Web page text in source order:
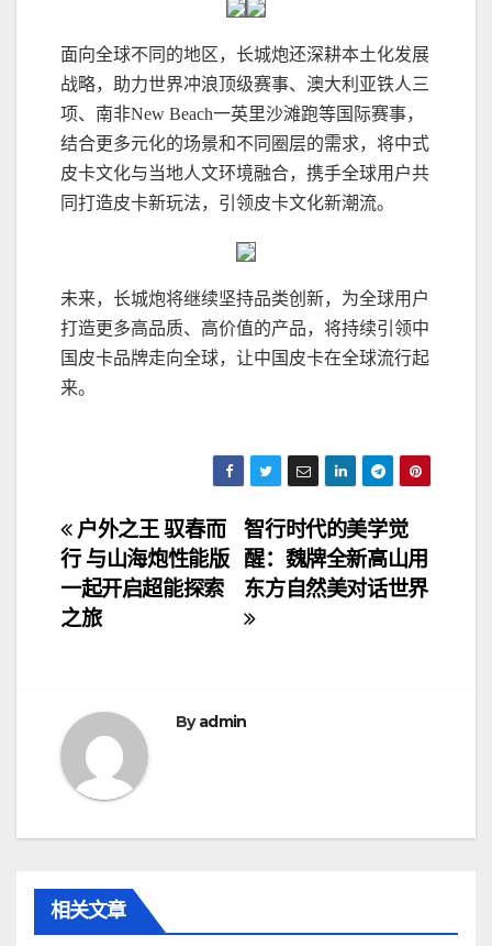
面向全球不同的地区，长城炮还深耕本土化发展
战略，助力世界冲浪顶级赛事、澳大利亚铁人三
项、南非New Beach一英里沙滩跑等国际赛事，
结合更多元化的场景和不同圈层的需求，将中式
皮卡文化与当地人文环境融合，携手全球用户共
同打造皮卡新玩法，引领皮卡文化新潮流。
未来，长城炮将继续坚持品类创新，为全球用户
打造更多高品质、高价值的产品，将持续引领中
国皮卡品牌走向全球，让中国皮卡在全球流行起
来。
文
章
导
智行时代的美学觉
醒：魏牌全新高山用
东方自然美对话世界
户外之王 驭春而
行 与山海炮性能版
一起开启超能探索
之旅
Byadmin
相关文章